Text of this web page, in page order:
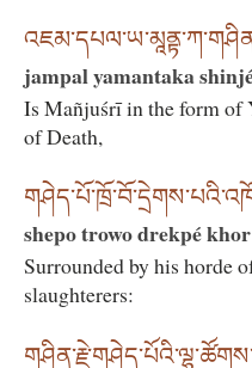
jampal yamantaka
Is Mañjuśrī in the form of
of Death,
shepo trowo drekpé
Surrounded by his horde
slaughterers: